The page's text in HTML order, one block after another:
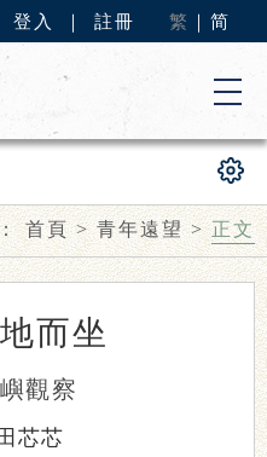
登入 註冊 繁 简
首頁>青年遠望>正文
而坐
觀察
田芯芯